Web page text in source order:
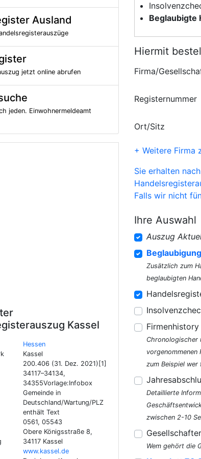
Ausland
jetzt online abrufen
jeden. Einwohnermeldeamt
Kassel
Hessen
Kassel
200.406 (31. Dez. 2021)[1]
34117–34134,
34355Vorlage:Infobox
Gemeinde in
Deutschland/Wartung/PLZ
enthält Text
0561, 05543
Obere Königsstraße 8,
34117 Kassel
www.kassel.de
Beglaubigte
Hiermit
Firma/
Registernummer
Ort/Sitz
+ Weitere Firma
Sie erhalten
Falls wir nicht
Ihre Auswahl
Auszug
Beglaubigung
Zusätzlich zum
beglaubigten
Firmenhistory
Chronologischer
vorgenommenen
zum Beispiel
Detaillierte
zwischen 2-10
Wem gehört die